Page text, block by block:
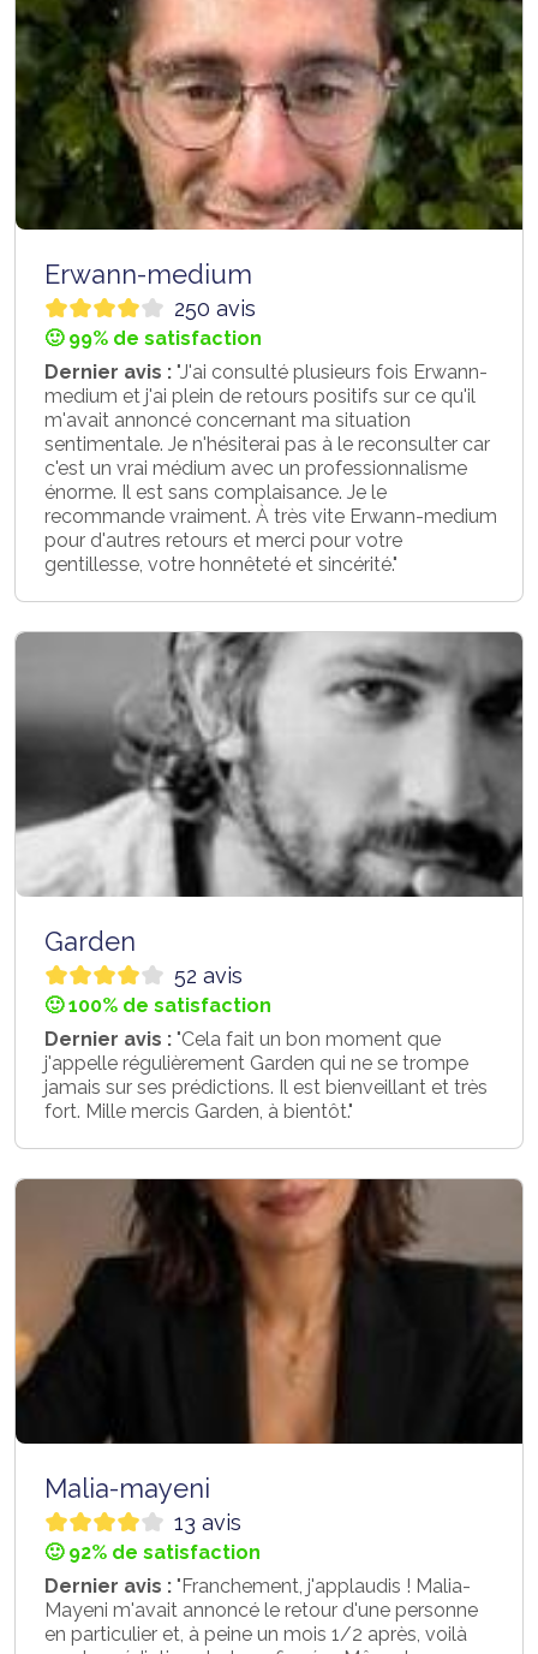
Erwann-medium
250 avis
🙂 99% de satisfaction
Dernier avis : "J'ai consulté plusieurs fois Erwann-
medium et j'ai plein de retours positifs sur ce qu'il
m'avait annoncé concernant ma situation
sentimentale. Je n'hésiterai pas à le reconsulter car
c'est un vrai médium avec un professionnalisme
énorme. Il est sans complaisance. Je le
recommande vraiment. À très vite Erwann-medium
pour d'autres retours et merci pour votre
gentillesse, votre honnêteté et sincérité."
Garden
52 avis
🙂 100% de satisfaction
Dernier avis : "Cela fait un bon moment que
j'appelle régulièrement Garden qui ne se trompe
jamais sur ses prédictions. Il est bienveillant et très
fort. Mille mercis Garden, à bientôt."
Malia-mayeni
13 avis
🙂 92% de satisfaction
Dernier avis : "Franchement, j'applaudis ! Malia-
Mayeni m'avait annoncé le retour d'une personne
en particulier et, à peine un mois 1/2 après, voilà